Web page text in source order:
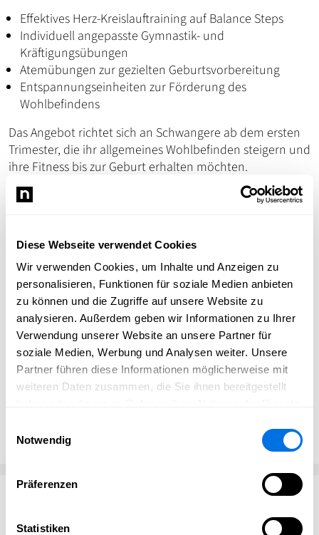
Diese Webseite verwendet Cookies
Wir verwenden Cookies, um Inhalte und Anzeigen zu
personalisieren, Funktionen für soziale Medien anbieten
zu können und die Zugriffe auf unsere Website zu
analysieren. Außerdem geben wir Informationen zu Ihrer
Verwendung unserer Website an unsere Partner für
soziale Medien, Werbung und Analysen weiter. Unsere
Partner führen diese Informationen möglicherweise mit
weiteren Daten zusammen, die Sie ihnen bereitgestellt
Notwendig
Präferenzen
Statistiken
Effektives Herz-Kreislauftraining auf Balance Steps
Individuell angepasste Gymnastik- und
Kräftigungsübungen
Atemübungen zur gezielten Geburtsvorbereitung
Entspannungseinheiten zur Förderung des
Wohlbefindens
Das Angebot richtet sich an Schwangere ab dem ersten
Trimester, die ihr allgemeines Wohlbefinden steigern und
ihre Fitness bis zur Geburt erhalten möchten.
Lernen Sie das Training unverbindlich beim
Anschließend haben Sie die Möglichkeit, an
und Ihr Wohlbefinden – gemeinsam mit Ihrem
Babybauch – zu sorgen.
Fit durch die Schwangerschaft